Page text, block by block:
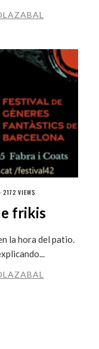
· 2172 VIEWS
frikis
la hora del patio.